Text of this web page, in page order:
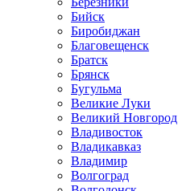
Бийск
Биробиджан
Благовещенск
Братск
Брянск
Бугульма
Великие Луки
Великий Новгород
Владивосток
Владикавказ
Владимир
Волгоград